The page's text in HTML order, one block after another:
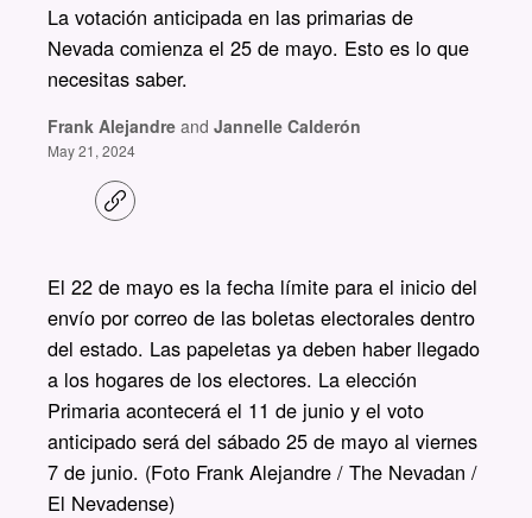
La votación anticipada en las primarias de
Nevada comienza el 25 de mayo. Esto es lo que
necesitas saber.
Frank Alejandre and Jannelle Calderón
May 21, 2024
C
o
i
n
El 22 de mayo es la fecha límite para el inicio del
envío por correo de las boletas electorales dentro
del estado. Las papeletas ya deben haber llegado
a los hogares de los electores. La elección
Primaria acontecerá el 11 de junio y el voto
anticipado será del sábado 25 de mayo al viernes
7 de junio. (Foto Frank Alejandre / The Nevadan /
El Nevadense)